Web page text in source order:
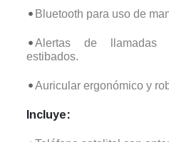
Bluetooth para uso de
Alertas de llamadas
estibados.
Auricular ergonómico y
Incluye: